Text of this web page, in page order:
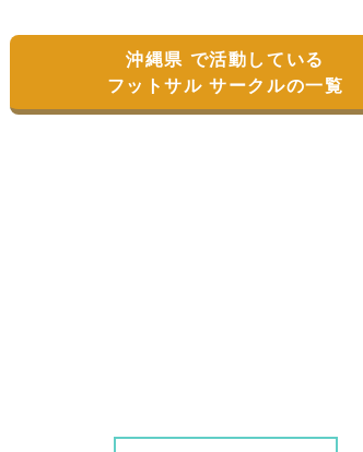
沖縄県 で活動している
フットサル サークルの一覧